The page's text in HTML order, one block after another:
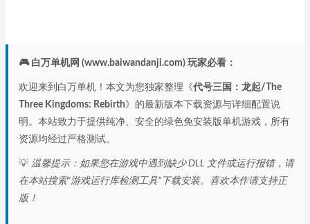
🎮 白万单机网 (www.baiwandanji.com) 玩家必看：
欢迎来到白万单机！本文为您独家整理《代号三国：龙起/The
Three Kingdoms: Rebirth》的最新版本下载资源与详细配置说
明。本站致力于提供纯净、安全的绿色免安装版单机游戏，所有
资源均经过严格测试。
💡 温馨提示：如果您在游戏中遇到缺少 DLL 文件或运行报错，请
在本站搜索“游戏运行库检测工具”下载安装。喜欢本作请支持正
版！